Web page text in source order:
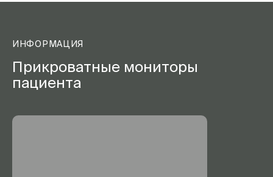
ИНФОРМАЦИЯ
Прикроватные мониторы
пациента